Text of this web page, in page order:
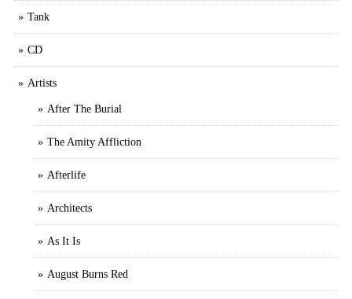
Tank
CD
Artists
After The Burial
The Amity Affliction
Afterlife
Architects
As It Is
August Burns Red